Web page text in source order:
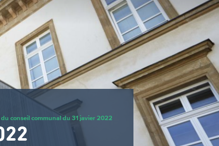
du conseil communal du 31 javier 2022